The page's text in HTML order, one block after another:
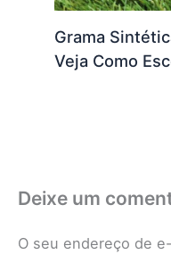
Grama
Veja Como
Deixe um
O seu endereço de